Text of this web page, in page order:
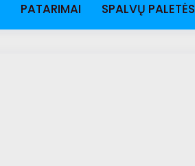
PATARIMAI SPALVŲ PALETĖS